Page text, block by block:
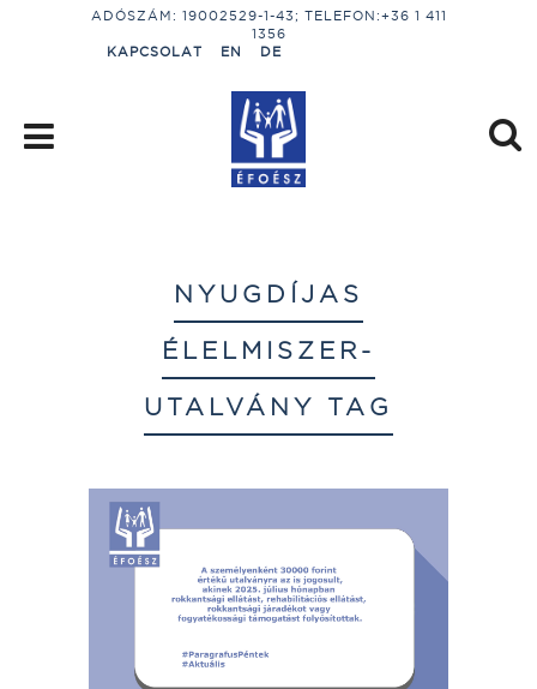
ADÓSZÁM: 19002529-1-43; TELEFON:+36 1 411
1356
KAPCSOLAT
EN DE
NYUGDÍJAS
ÉLELMISZER-
UTALVÁNY TAG